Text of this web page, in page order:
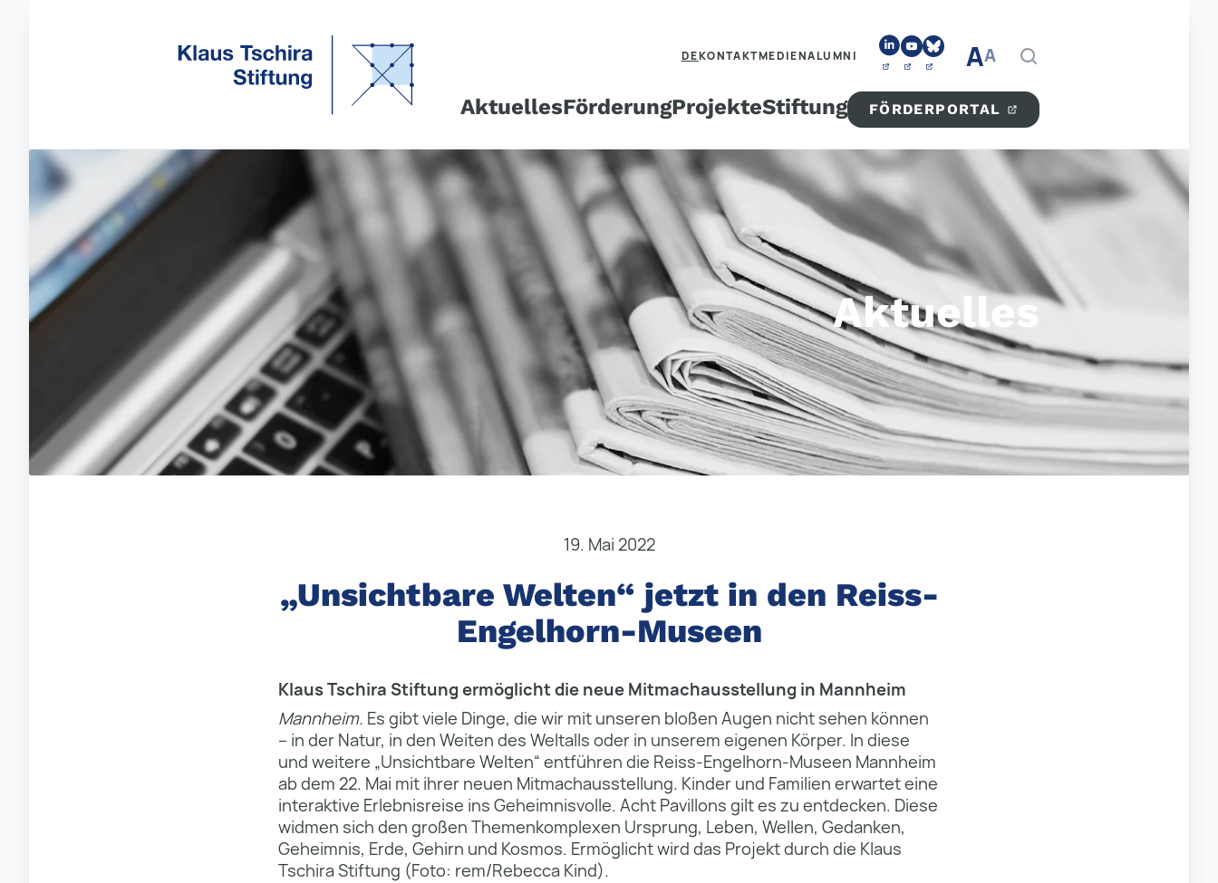
DEKONTAKTMEDIENALUMNI AA
AktuellesFörderungProjekteStiftung FÖRDERPORTAL
Aktuelles
19. Mai 2022
„Unsichtbare Welten“ jetzt in den Reiss-
Engelhorn-Museen
Klaus Tschira Stiftung ermöglicht die neue Mitmachausstellung in Mannheim
Mannheim. Es gibt viele Dinge, die wir mit unseren bloßen Augen nicht sehen können
– in der Natur, in den Weiten des Weltalls oder in unserem eigenen Körper. In diese
und weitere „Unsichtbare Welten“ entführen die Reiss-Engelhorn-Museen Mannheim
ab dem 22. Mai mit ihrer neuen Mitmachausstellung. Kinder und Familien erwartet eine
interaktive Erlebnisreise ins Geheimnisvolle. Acht Pavillons gilt es zu entdecken. Diese
widmen sich den großen Themenkomplexen Ursprung, Leben, Wellen, Gedanken,
Geheimnis, Erde, Gehirn und Kosmos. Ermöglicht wird das Projekt durch die Klaus
Tschira Stiftung (Foto: rem/Rebecca Kind).